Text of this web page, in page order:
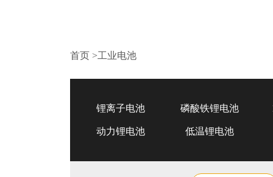
首页 >工业电池
锂离子电池 磷酸铁锂电池
动力锂电池 低温锂电池